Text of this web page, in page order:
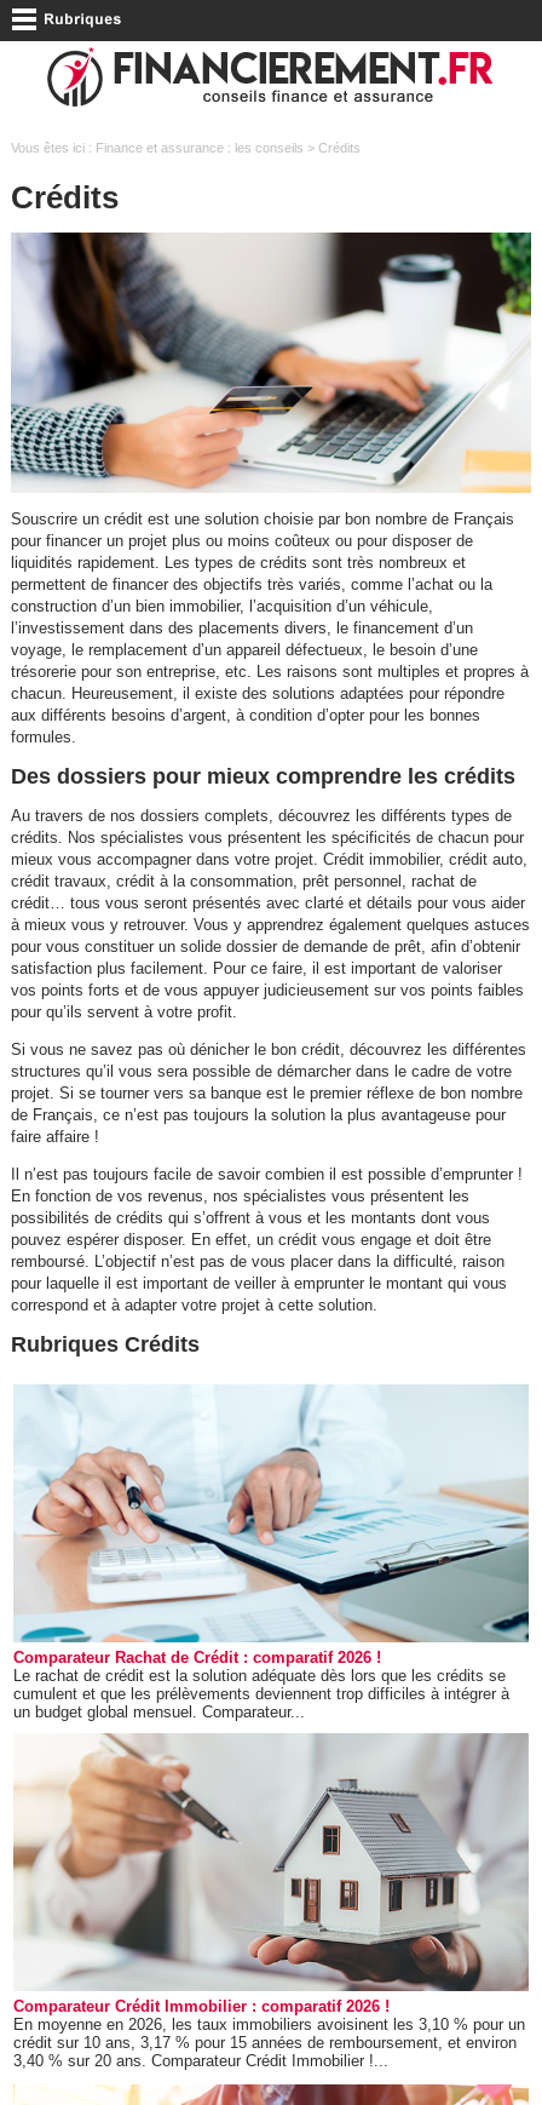
Vous êtes ici : Finance et assurance : les conseils > Crédits
Crédits
Souscrire un crédit est une solution choisie par bon nombre de Français
pour financer un projet plus ou moins coûteux ou pour disposer de
liquidités rapidement. Les types de crédits sont très nombreux et
permettent de financer des objectifs très variés, comme l’achat ou la
construction d’un bien immobilier, l’acquisition d’un véhicule,
l’investissement dans des placements divers, le financement d’un
voyage, le remplacement d’un appareil défectueux, le besoin d’une
trésorerie pour son entreprise, etc. Les raisons sont multiples et propres à
chacun. Heureusement, il existe des solutions adaptées pour répondre
aux différents besoins d’argent, à condition d’opter pour les bonnes
formules.
Des dossiers pour mieux comprendre les crédits
Au travers de nos dossiers complets, découvrez les différents types de
crédits. Nos spécialistes vous présentent les spécificités de chacun pour
mieux vous accompagner dans votre projet. Crédit immobilier, crédit auto,
crédit travaux, crédit à la consommation, prêt personnel, rachat de
crédit… tous vous seront présentés avec clarté et détails pour vous aider
à mieux vous y retrouver. Vous y apprendrez également quelques astuces
pour vous constituer un solide dossier de demande de prêt, afin d’obtenir
satisfaction plus facilement. Pour ce faire, il est important de valoriser
vos points forts et de vous appuyer judicieusement sur vos points faibles
pour qu’ils servent à votre profit.
Si vous ne savez pas où dénicher le bon crédit, découvrez les différentes
structures qu’il vous sera possible de démarcher dans le cadre de votre
projet. Si se tourner vers sa banque est le premier réflexe de bon nombre
de Français, ce n’est pas toujours la solution la plus avantageuse pour
faire affaire !
Il n’est pas toujours facile de savoir combien il est possible d’emprunter !
En fonction de vos revenus, nos spécialistes vous présentent les
possibilités de crédits qui s’offrent à vous et les montants dont vous
pouvez espérer disposer. En effet, un crédit vous engage et doit être
remboursé. L’objectif n’est pas de vous placer dans la difficulté, raison
pour laquelle il est important de veiller à emprunter le montant qui vous
correspond et à adapter votre projet à cette solution.
Rubriques Crédits
Comparateur Rachat de Crédit : comparatif 2026 !
Le rachat de crédit est la solution adéquate dès lors que les crédits se
cumulent et que les prélèvements deviennent trop difficiles à intégrer à
un budget global mensuel. Comparateur...
Comparateur Crédit Immobilier : comparatif 2026 !
En moyenne en 2026, les taux immobiliers avoisinent les 3,10 % pour un
crédit sur 10 ans, 3,17 % pour 15 années de remboursement, et environ
3,40 % sur 20 ans. Comparateur Crédit Immobilier !...